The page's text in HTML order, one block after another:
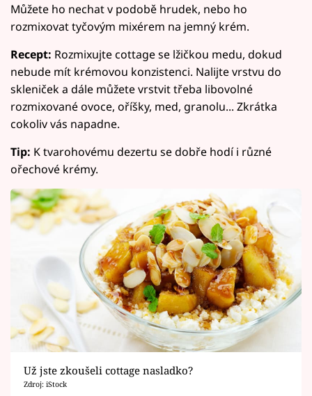
Můžete ho nechat v podobě hrudek, nebo ho
rozmixovat tyčovým mixérem na jemný krém.
Recept: Rozmixujte cottage se lžičkou medu, dokud
nebude mít krémovou konzistenci. Nalijte vrstvu do
skleniček a dále můžete vrstvit třeba libovolné
rozmixované ovoce, oříšky, med, granolu... Zkrátka
cokoliv vás napadne.
Tip: K tvarohovému dezertu se dobře hodí i různé
ořechové krémy.
Už jste zkoušeli cottage nasladko?
Zdroj: iStock